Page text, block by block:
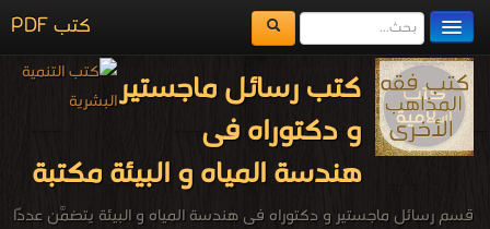
كتب PDF
مكتبة الكتب
المكتبات
يُقرأ حالياً
كتب رسائل ماجستير
و دكتوراه فى
هندسة المياه و البيئة مكتبة
قسم رسائل ماجستير و دكتوراه فى هندسة المياه و البيئة يتضمَّن عددًا